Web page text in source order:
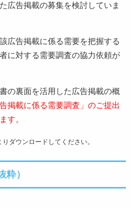
広告掲載の募集を検討していま
広告掲載に係る需要を把握する
に対する需要調査の協力依頼が
の裏面を活用した広告掲載の概
告掲載に係る需要調査」のご提出
す。
ダウンロードしてください。
粋）